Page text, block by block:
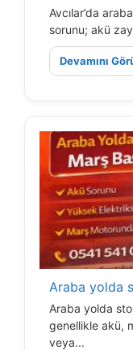
Avcılar’da
sorunu; akü
Devamını
Araba yolda
Araba yolda
genellikle akü,
veya...